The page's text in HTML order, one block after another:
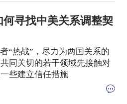
寻找中美关系调整契
“热战”，尽力为两国关系的
同关切的若干领域先接触对
些建立信任措施